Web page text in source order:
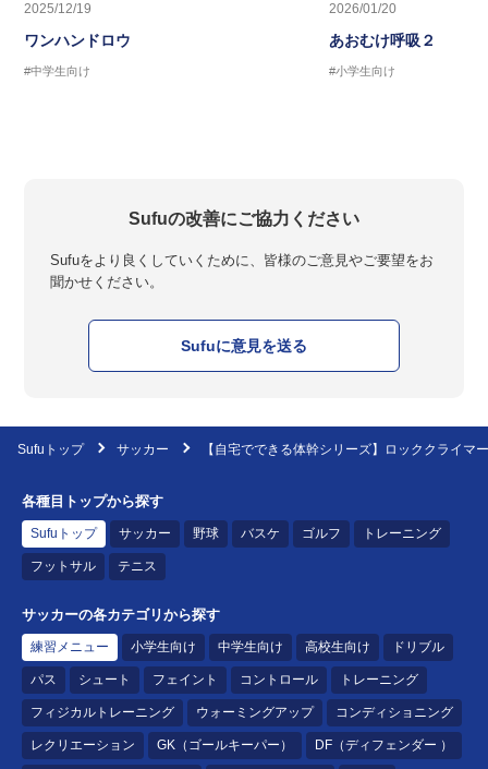
2025/12/19
ワンハンドロウ
#中学生向け
2026/01/20
あおむけ呼吸２
#小学生向け
Sufuの改善にご協力ください
Sufuをより良くしていくために、皆様のご意見やご要望をお
聞かせください。
Sufuに意見を送る
Sufuトップ サッカー 【自宅でできる体幹シリーズ】ロッククライマー
各種目トップから探す
Sufuトップ サッカー 野球 バスケ ゴルフ トレーニング
フットサル テニス
サッカーの各カテゴリから探す
練習メニュー 小学生向け 中学生向け 高校生向け ドリブル
パス シュート フェイント コントロール トレーニング
フィジカルトレーニング ウォーミングアップ コンディショニング
レクリエーション GK（ゴールキーパー） DF（ディフェンダー ）